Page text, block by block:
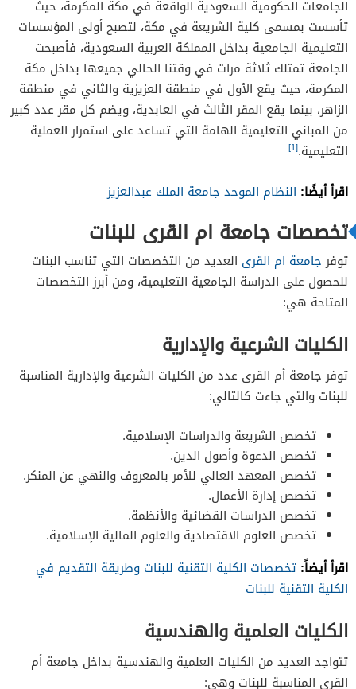
الجامعات الحكومية السعودية الواقعة في مكة المكرمة، حيث
تأسست بمسمى كلية الشريعة في مكة، لتصبح أولى المؤسسات
التعليمية الجامعية بداخل المملكة العربية السعودية، فأصبحت
الجامعة تمتلك ثلاثة مرات في وقتنا الحالي جميعها بداخل مكة
المكرمة، حيث يقع الأول في منطقة العزيزية والثاني في منطقة
الزاهر، بينما يقع المقر الثالث في العابدية، ويضم كل مقر عدد كبير
من المباني التعليمية الهامة التي تساعد على استمرار العملية
التعليمية.[1]
اقرأ أيضًا: النظام الموحد جامعة الملك عبدالعزيز
تخصصات جامعة ام القرى للبنات
توفرجامعة ام القرى العديد من التخصصات التي تناسب البنات
للحصول على الدراسة الجامعية التعليمية، ومن أبرز التخصصات
المتاحة هي:
الكليات الشرعية والإدارية
توفر جامعة أم القرى عدد من الكليات الشرعية والإدارية المناسبة
للبنات والتي جاءت كالتالي:
تخصص الشريعة والدراسات الإسلامية.
تخصص الدعوة وأصول الدين.
تخصص المعهد العالي للأمر بالمعروف والنهي عن المنكر.
تخصص إدارة الأعمال.
تخصص الدراسات القضائية والأنظمة.
تخصص العلوم الاقتصادية والعلوم المالية الإسلامية.
اقرأ أيضاً: تخصصات الكلية التقنية للبنات وطريقة التقديم في
الكلية التقنية للبنات
الكليات العلمية والهندسية
تتواجد العديد من الكليات العلمية والهندسية بداخل جامعة أم
القرى المناسبة للبنات وهي: